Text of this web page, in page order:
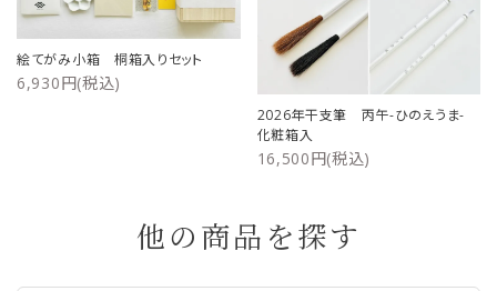
絵てがみ小箱 桐箱入りセット
6,930円(税込)
2026年干支筆 丙午-ひのえうま-
化粧箱入
16,500円(税込)
他の商品を探す